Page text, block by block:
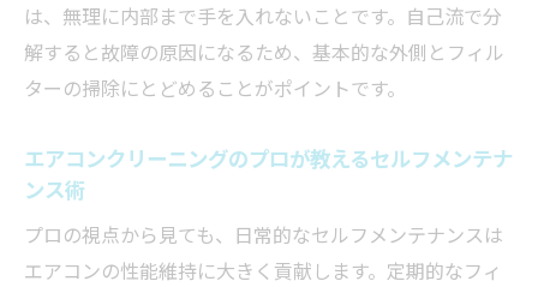
は、無理に内部まで手を入れないことです。自己流で分
解すると故障の原因になるため、基本的な外側とフィル
ターの掃除にとどめることがポイントです。
エアコンクリーニングのプロが教えるセルフメンテナ
ンス術
プロの視点から見ても、日常的なセルフメンテナンスは
エアコンの性能維持に大きく貢献します。定期的なフィ